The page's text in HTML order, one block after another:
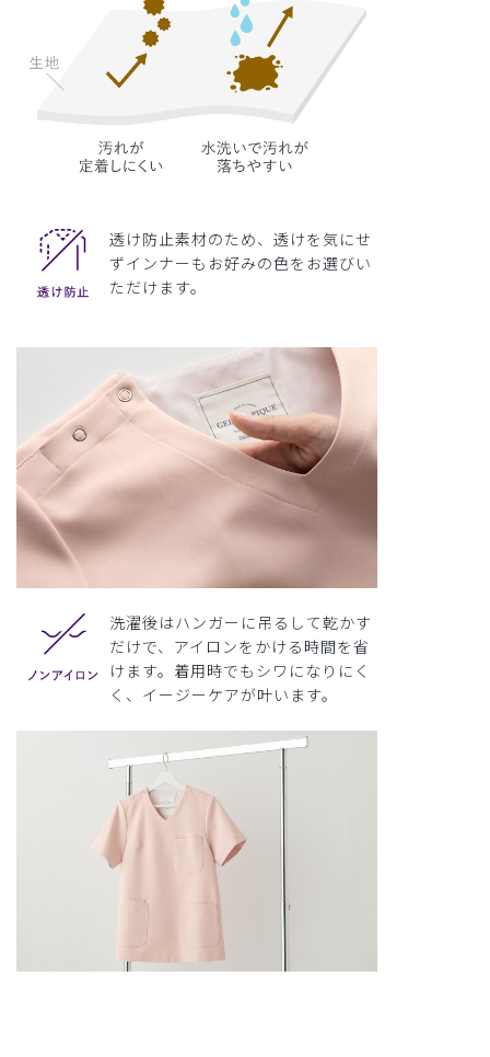
透け防止素材のため、透けを気にせ
ずインナーもお好みの色をお選びい
ただけます。
洗濯後はハンガーに吊るして乾かす
だけで、アイロンをかける時間を省
けます。着用時でもシワになりにく
く、イージーケアが叶います。